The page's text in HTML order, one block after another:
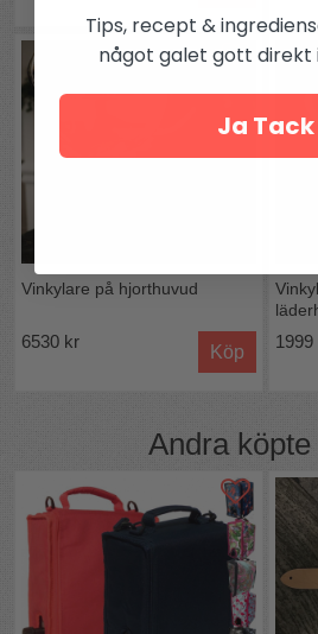
Vinkylare på hjorthuvud
6530 kr
Köp
1999
Andra köpte
Tips, recept &
något galet gott direkt
Ja Tack